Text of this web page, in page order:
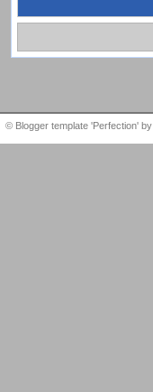
© Blogger template 'Perfection' by